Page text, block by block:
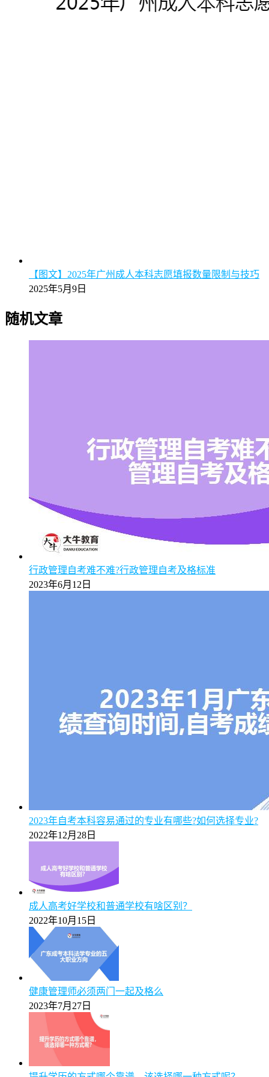
【图文】2025年广州成人本科志愿填报数量限制与技巧
2025年5月9日
随机文章
行政管理自考难不难?行政管理自考及格标准
2023年6月12日
2023年自考本科容易通过的专业有哪些?如何选择专业?
2022年12月28日
成人高考好学校和普通学校有啥区别？
2022年10月15日
健康管理师必须两门一起及格么
2023年7月27日